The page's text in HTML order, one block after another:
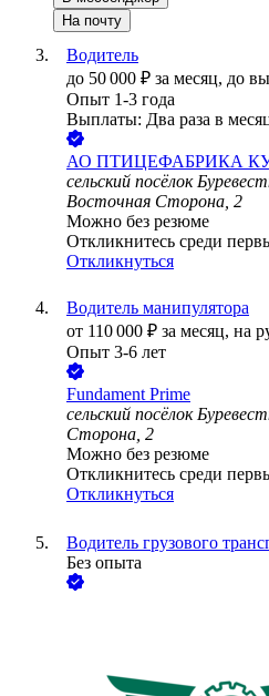
На почту
Водитель
до 50 000 ₽ за месяц, до
Опыт 1-3 года
Выплаты: Два раза в
АО ПТИЦЕФАБРИКА
сельский посёлок
Восточная Сторона, 2
Можно без резюме
Откликнитесь среди
Откликнуться
Водитель манипулятора
от 110 000 ₽ за месяц, на
Опыт 3-6 лет
Fundament Prime
сельский посёлок
Сторона, 2
Можно без резюме
Откликнитесь среди
Откликнуться
Водитель грузового
Без опыта